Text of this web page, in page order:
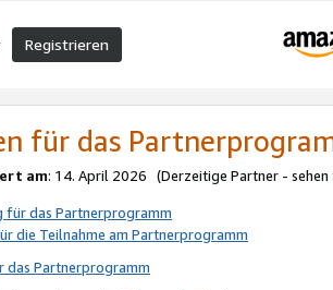
Registrieren
für das
am: 14. April 2026 (Derzeitige Partner - sehen
für das Partnerprogramm
die Teilnahme am Partnerprogramm
Partnerprogramm